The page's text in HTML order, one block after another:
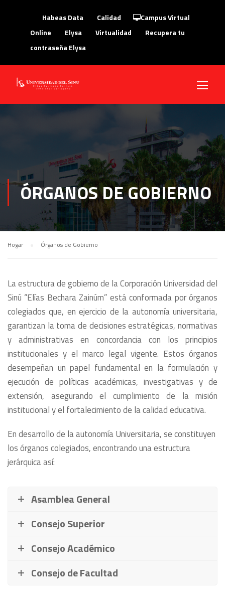
Campus Virtual
Habeas Data
Calidad
Online
Elysa Virtualidad
Recupera tu
contraseña Elysa
ÓRGANOS DE GOBIERNO
Hogar Órganos de Gobierno
La estructura de gobierno de la Corporación Universidad del
Sinú “Elías Bechara Zainúm” está conformada por órganos
colegiados que, en ejercicio de la autonomía universitaria,
garantizan la toma de decisiones estratégicas, normativas
y administrativas en concordancia con los principios
institucionales y el marco legal vigente. Estos órganos
desempeñan un papel fundamental en la formulación y
ejecución de políticas académicas, investigativas y de
extensión, asegurando el cumplimiento de la misión
institucional y el fortalecimiento de la calidad educativa.
En desarrollo de la autonomía Universitaria, se constituyen
los órganos colegiados, encontrando una estructura
jerárquica así:
Asamblea General
Consejo Superior
Consejo Académico
Consejo de Facultad